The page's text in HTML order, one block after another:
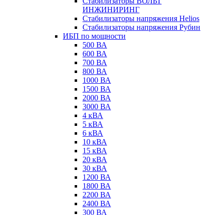
ИНЖИНИРИНГ
Стабилизаторы напряжения Helios
Стабилизаторы напряжения Рубин
ИБП по мощности
500 ВА
600 ВА
700 ВА
800 ВА
1000 ВА
1500 ВА
2000 ВА
3000 ВА
4 кВА
5 кВА
6 кВА
10 кВА
15 кВА
20 кВА
30 кВА
1200 ВА
1800 ВА
2200 ВА
2400 ВА
300 ВА